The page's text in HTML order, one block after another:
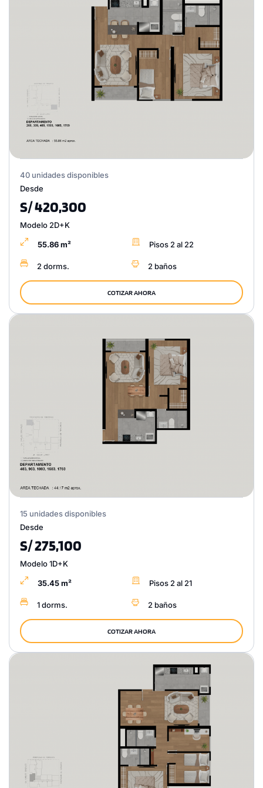
40 unidades disponibles
Desde
S/ 420,300
Modelo 2D+K
55.86 m² Pisos 2 al 22
2 dorms. 2 baños
COTIZAR AHORA
15 unidades disponibles
Desde
S/ 275,100
Modelo 1D+K
35.45 m² Pisos 2 al 21
1 dorms. 2 baños
COTIZAR AHORA